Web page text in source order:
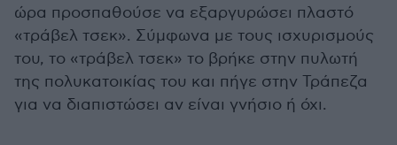
ώρα προσπαθούσε να εξαργυρώσει πλαστό
«τράβελ τσεκ». Σύμφωνα με τους ισχυρισμούς
του, το «τράβελ τσεκ» το βρήκε στην πυλωτή
της πολυκατοικίας του και πήγε στην Τράπεζα
για να διαπιστώσει αν είναι γνήσιο ή όχι.